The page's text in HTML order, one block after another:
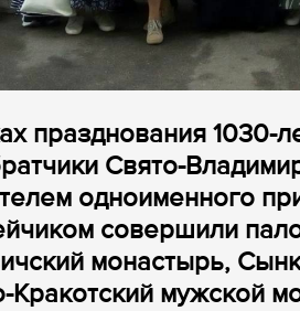
празднования 1030-
Свято-
одноименного
совершили
монастырь,
Кракотский мужской